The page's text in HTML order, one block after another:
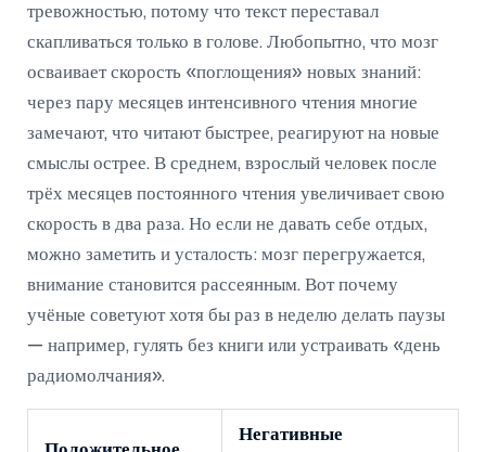
тревожностью, потому что текст переставал
скапливаться только в голове. Любопытно, что мозг
осваивает скорость «поглощения» новых знаний:
через пару месяцев интенсивного чтения многие
замечают, что читают быстрее, реагируют на новые
смыслы острее. В среднем, взрослый человек после
трёх месяцев постоянного чтения увеличивает свою
скорость в два раза. Но если не давать себе отдых,
можно заметить и усталость: мозг перегружается,
внимание становится рассеянным. Вот почему
учёные советуют хотя бы раз в неделю делать паузы
— например, гулять без книги или устраивать «день
радиомолчания».
Негативные